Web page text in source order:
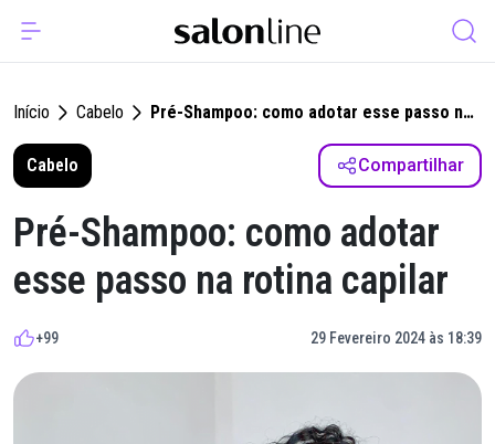
Início Cabelo
Pré-Shampoo: como adotar esse passo na
Cabelo
Compartilhar
Pré-Shampoo: como adotar
esse passo na rotina capilar
+99 29 Fevereiro 2024 às 18:39